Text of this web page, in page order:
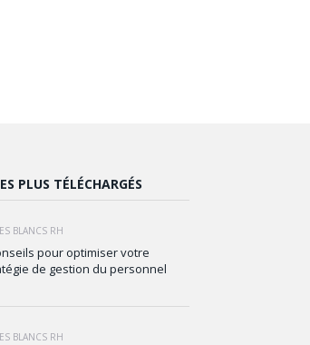
PLUS TÉLÉCHARGÉS
BLANCS RH
pour optimiser votre
de gestion du personnel
BLANCS RH